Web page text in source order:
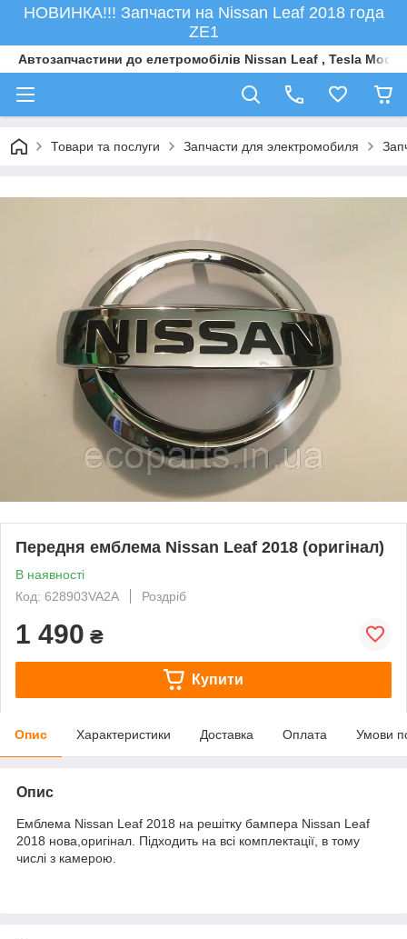
НОВИНКА!!! Запчасти на Nissan Leaf 2018 года
ZE1
Автозапчастини до елетромобiлiв Nissan Leaf , Tesla Model
Товари та послуги Запчасти для электромобиля
Передня емблема Nissan Leaf 2018 (оригінал)
В наявності
Код: 628903VA2A
Роздріб
1 490 ₴
Купити
Опис Характеристики Доставка Оплата Умови
Опис
Емблема Nissan Leaf 2018 на решітку бампера Nissan Leaf
2018 нова,оригінал. Підходить на всі комплектації, в тому
числі з камерою.